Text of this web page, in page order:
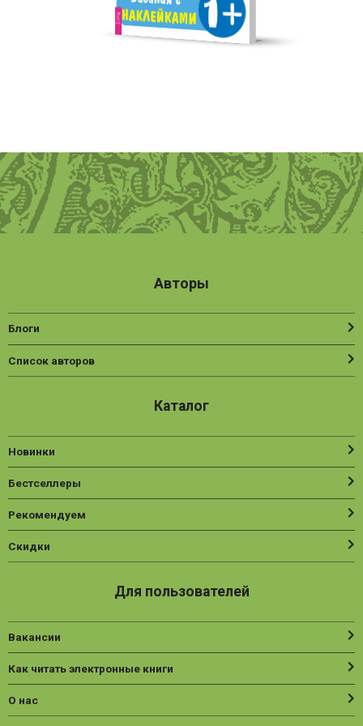
Авторы
Блоги
Список авторов
Каталог
Новинки
Бестселлеры
Рекомендуем
Скидки
Для пользователей
Вакансии
Как читать электронные книги
О нас